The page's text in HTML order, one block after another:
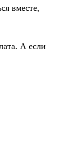
вместе,
А если